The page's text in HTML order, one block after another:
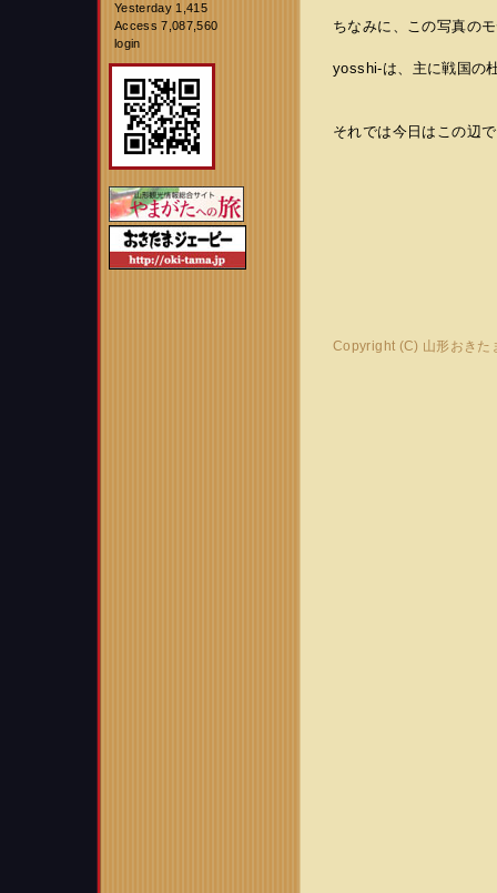
Yesterday 1,415
Access 7,087,560
login
ちなみに、この写真の
yosshi-は、主に戦国の
それでは今日はこの辺
Copyright (C) 山形おき